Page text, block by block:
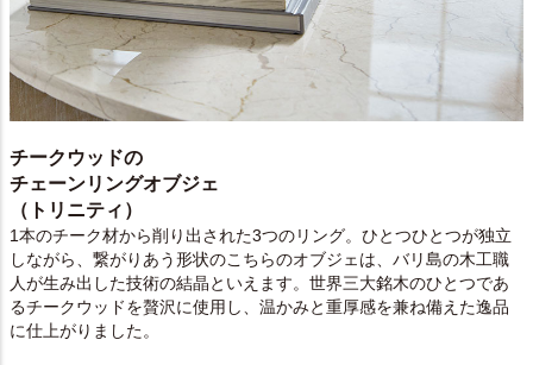
チークウッドの
チェーンリングオブジェ
（トリニティ）
1本のチーク材から削り出された3つのリング。ひとつひとつが独立
しながら、繋がりあう形状のこちらのオブジェは、バリ島の木工職
人が生み出した技術の結晶といえます。世界三大銘木のひとつであ
るチークウッドを贅沢に使用し、温かみと重厚感を兼ね備えた逸品
に仕上がりました。